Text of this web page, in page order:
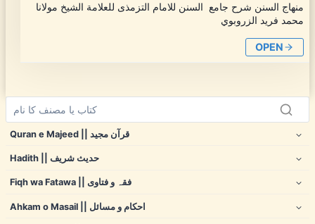
منهاج السنن شرح جامع السنن للامام التزمذى للعلامة الشيخ مولانا
محمد فريد الزروبوي
OPEN
Quran e Majeed || قرآن مجید
Hadith || حدیث شریف
Fiqh wa Fatawa || فقہ و فتاوی
Ahkam o Masail || احکام و مسائل